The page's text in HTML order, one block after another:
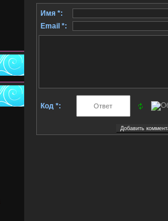
Имя *:
Email *:
Код *: